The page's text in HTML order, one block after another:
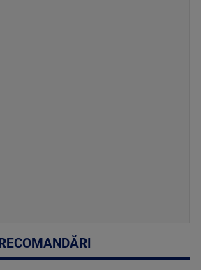
RECOMANDĂRI